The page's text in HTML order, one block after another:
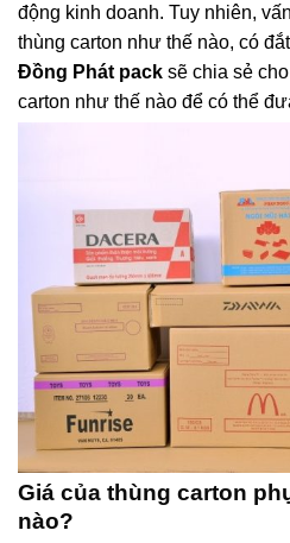
động kinh doanh. Tuy nhiên,
thùng carton như thế nào, có
Đồng Phát pack sẽ chia sẻ
carton như thế nào để có thể
Giá của thùng carton
nào?